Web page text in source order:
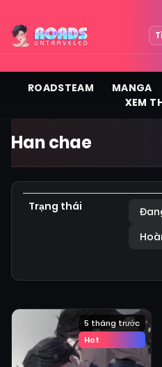
ROADSTEAM MANGA
XEM
Han chae
Trạng thái
5 tháng trước
Hot